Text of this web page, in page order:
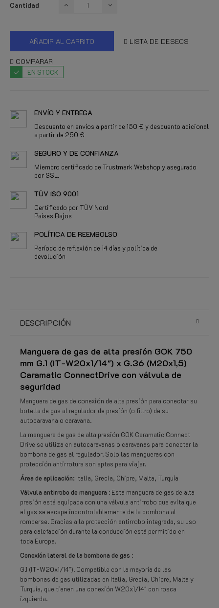
Cantidad
AÑADIR AL CARRITO LISTA DE DESEOS
COMPARAR
EN STOCK
ENVÍO Y ENTREGA
Descuento en envíos a partir de 150 € y descuento adicional
a partir de 250 €
SEGURO Y DE CONFIANZA
Miembro certificado de Trustmark Webshop y asegurado
por SSL.
TÜV ISO 9001
Certificado por TÜV Nord
Países Bajos
POLÍTICA DE REEMBOLSO
Período de reflexión de 14 días y política de
devolución
DESCRIPCIÓN
Manguera de gas de alta presión GOK 750
mm G.1 (IT-W20x1/14") x G.36 (M20x1,5)
Caramatic ConnectDrive con válvula de
seguridad
Manguera de gas de conexión de alta presión para conectar su
botella de gas al regulador de presión (o filtro) de su
autocaravana o caravana.
La manguera de gas de alta presión GOK Caramatic Connect
Drive se utiliza en autocaravanas o caravanas para conectar la
bombona de gas al regulador. Solo las mangueras con
protección antirrotura son aptas para viajar.
Área de aplicación: Italia, Grecia, Chipre, Malta, Turquía
Válvula antirrobo de manguera : Esta manguera de gas de alta
presión está equipada con una válvula antirrobo que evita que
el gas se escape incontrolablemente de la bombona al
romperse. Gracias a la protección antirrobo integrada, su uso
para calefacción durante la conducción está permitido en
toda Europa.
Conexión lateral de la bombona de gas :
G.1 (IT-W20x1/14"). Compatible con la mayoría de las
bombonas de gas utilizadas en Italia, Grecia, Chipre, Malta y
Turquía, que tienen una conexión W20x1/14" con rosca
izquierda.